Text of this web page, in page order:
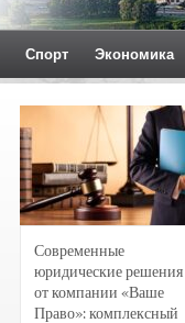
Спорт Экономика
Современные
юридические решения
от компании «Ваше
Право»: комплексный